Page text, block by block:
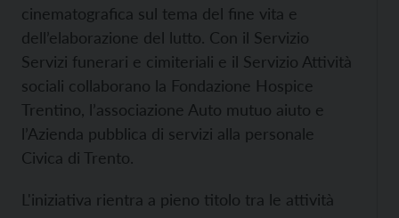
cinematografica sul tema del fine vita e
dell’elaborazione del lutto. Con il Servizio
Servizi funerari e cimiteriali e il Servizio Attività
sociali collaborano la Fondazione Hospice
Trentino, l’associazione Auto mutuo aiuto e
l’Azienda pubblica di servizi alla personale
Civica di Trento.
L'iniziativa rientra a pieno titolo tra le attività